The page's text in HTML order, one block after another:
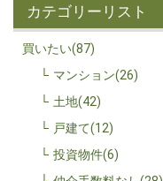
カテゴリーリスト
買いたい(87)
マンション(26)
土地(42)
戸建て(12)
投資物件(6)